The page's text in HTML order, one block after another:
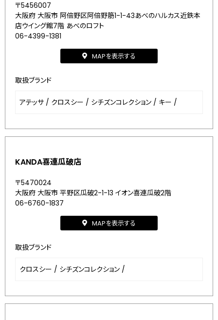
〒5456007
大阪府 大阪市 阿倍野区阿倍野筋1-1-43あべのハルカス近鉄本
店ウイング館7階 あべのロフト
06-4399-1381
MAPを表示する
取扱ブランド
アテッサ / クロスシー / シチズンコレクション / キー /
KANDA喜連瓜破店
〒5470024
大阪府 大阪市 平野区瓜破2-1-13 イオン喜連瓜破2階
06-6760-1837
MAPを表示する
取扱ブランド
クロスシー / シチズンコレクション /